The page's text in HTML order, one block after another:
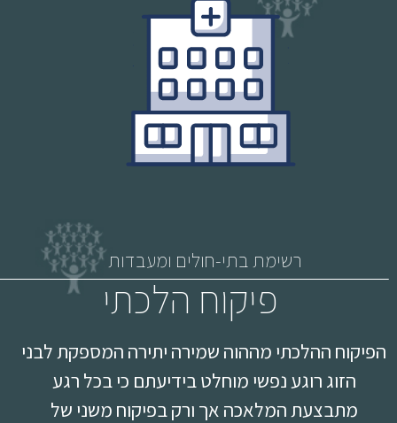
רשימת בתי-חולים ומעבדות
פיקוח הלכתי
הפיקוח ההלכתי מההוה שמירה יתירה המספקת לבני
הזוג רוגע נפשי מוחלט בידיעתם כי בכל רגע
מתבצעת המלאכה אך ורק בפיקוח משני של